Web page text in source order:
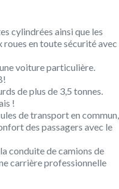
cylindrées ainsi que les
roues en toute sécurité avec
voiture particulière.
de plus de 3,5 tonnes.
!
de transport en commun,
des passagers avec le
conduite de camions de
carrière professionnelle